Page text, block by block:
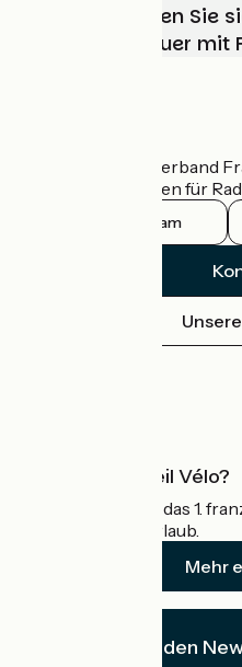
Wählen, bereiten Sie
Ihr Radabenteuer mit
Der nationale Verband
offizielle Leitfaden für
Instagram
Was ist Accueil Vélo?
Accueil Vélo ist das 1.
Radfahrer im Urlaub.
Mehr
Ich abonniere den